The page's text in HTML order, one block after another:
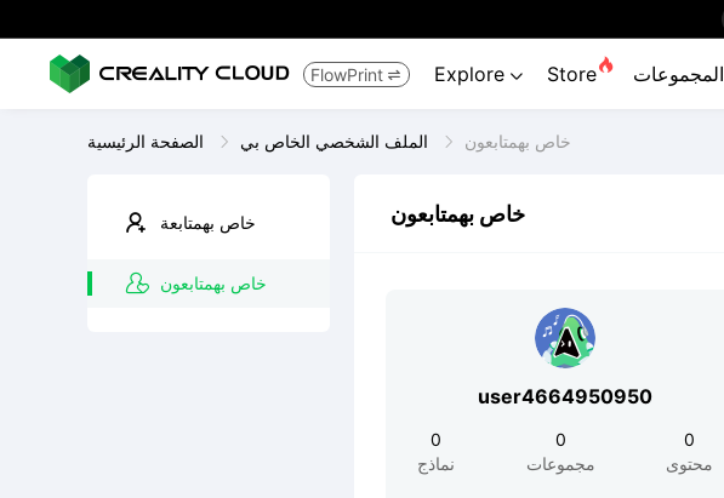
FlowPrint  Explore  Store المجموعات
خاص بهمتابعون
خاص بهمتابعة
خاص بهمتابعون
خاص بهمتابعون
user4664950950
0
نماذج
0
مجموعات
0
محتوى